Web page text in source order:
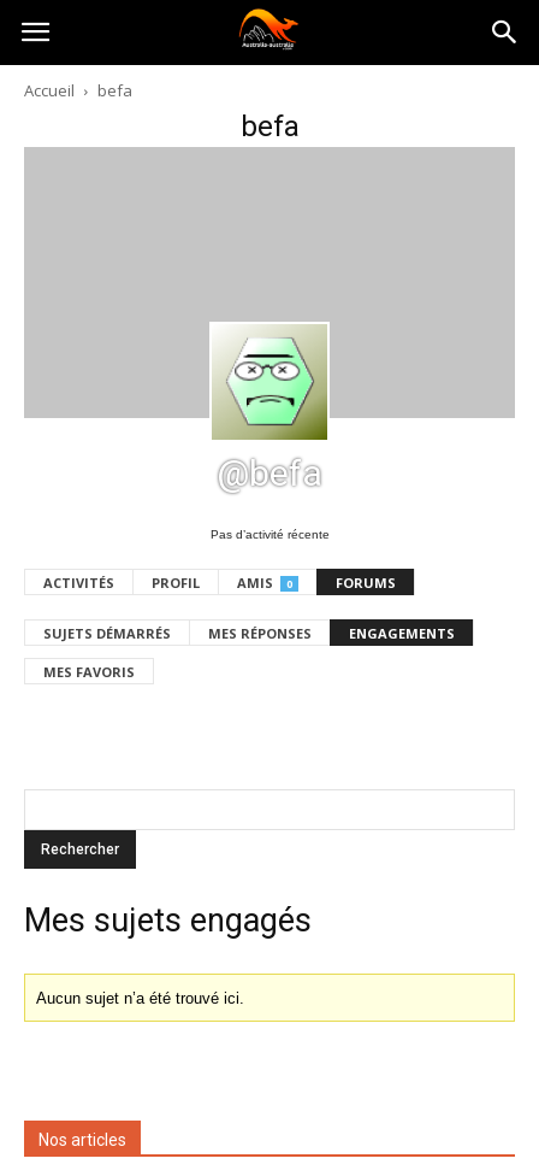
Australia-
australie.com
Accueil befa
befa
@befa
Pas d’activité récente
ACTIVITÉS PROFIL AMIS 0 FORUMS
SUJETS DÉMARRÉS MES RÉPONSES ENGAGEMENTS
MES FAVORIS
Mes sujets engagés
Aucun sujet n’a été trouvé ici.
Nos articles